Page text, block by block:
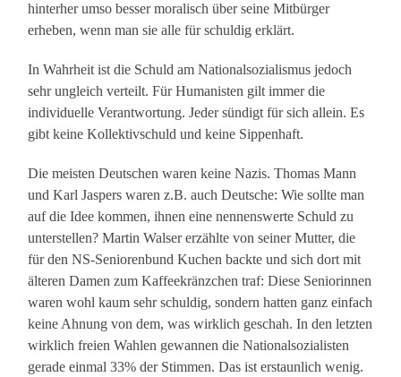
hinterher umso besser moralisch über seine Mitbürger
erheben, wenn man sie alle für schuldig erklärt.
In Wahrheit ist die Schuld am Nationalsozialismus jedoch
sehr ungleich verteilt. Für Humanisten gilt immer die
individuelle Verantwortung. Jeder sündigt für sich allein. Es
gibt keine Kollektivschuld und keine Sippenhaft.
Die meisten Deutschen waren keine Nazis. Thomas Mann
und Karl Jaspers waren z.B. auch Deutsche: Wie sollte man
auf die Idee kommen, ihnen eine nennenswerte Schuld zu
unterstellen? Martin Walser erzählte von seiner Mutter, die
für den NS-Seniorenbund Kuchen backte und sich dort mit
älteren Damen zum Kaffeekränzchen traf: Diese Seniorinnen
waren wohl kaum sehr schuldig, sondern hatten ganz einfach
keine Ahnung von dem, was wirklich geschah. In den letzten
wirklich freien Wahlen gewannen die Nationalsozialisten
gerade einmal 33% der Stimmen. Das ist erstaunlich wenig.